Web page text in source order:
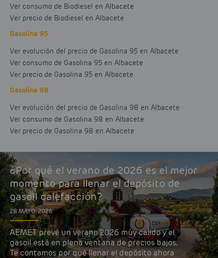
Ver consumo de Biodiesel en Albacete
Ver precio de Biodiesel en Albacete
Gasolina 95
Ver evolución del precio de Gasolina 95 en Albacete
Ver consumo de Gasolina 95 en Albacete
Ver precio de Gasolina 95 en Albacete
Gasolina 98
Ver evolución del precio de Gasolina 98 en Albacete
Ver consumo de Gasolina 98 en Albacete
Ver precio de Gasolina 98 en Albacete
¿Por qué el verano de 2026 es el mejor
momento para llenar el depósito de
gasoil calefacción?
28 MAYO, 2026
AEMET prevé un verano 2026 muy cálido y el
gasoil está en plena ventana de precios bajos.
Te contamos por qué llenar el depósito ahora